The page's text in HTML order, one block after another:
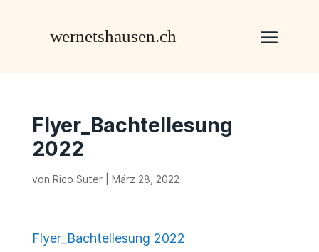
Flyer_Bachtellesung
2022
von Rico Suter| März 28, 2022
Flyer_Bachtellesung 2022